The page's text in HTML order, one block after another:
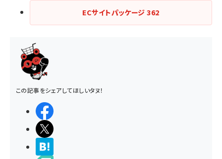
ECサイトパッケージ362
この記事をシェアしてほしいタヌ！